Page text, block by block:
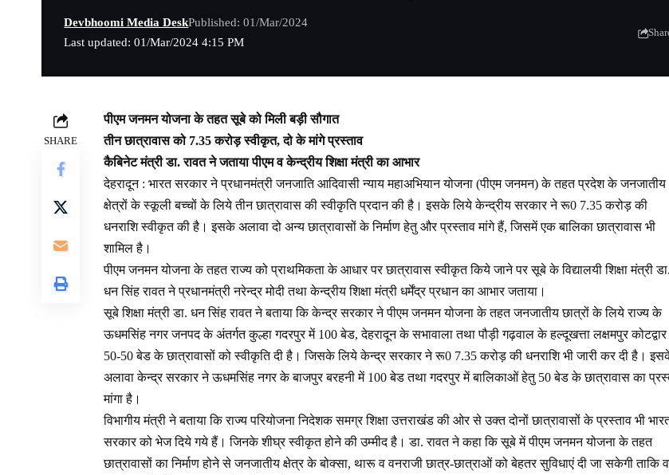
Last updated: 01/Mar/2024 4:15 PM
Devbhoomi Media DeskPublished: 01/Mar/2024
SHARE
पीएम जनमन योजना के तहत सूबे को मिली बड़ी सौगात
तीन छात्रावास को 7.35 करोड़ स्वीकृत, दो के मांगे प्रस्ताव
कैबिनेट मंत्री डा. रावत ने जताया पीएम व केन्द्रीय शिक्षा मंत्री का आभार
देहरादून : भारत सरकार ने प्रधानमंत्री जनजाति आदिवासी न्याय महाअभियान योजना (पीएम जनमन) के तहत प्रदेश के जनजातीय
क्षेत्रों के स्कूली बच्चों के लिये तीन छात्रावास की स्वीकृति प्रदान की है। इसके लिये केन्द्रीय सरकार ने रू0 7.35 करोड़ की
धनराशि स्वीकृत की है। इसके अलावा दो अन्य छात्रावासों के निर्माण हेतु और प्रस्ताव मांगे हैं, जिसमें एक बालिका छात्रावास भी
शामिल है।
पीएम जनमन योजना के तहत राज्य को प्राथमिकता के आधार पर छात्रावास स्वीकृत किये जाने पर सूबे के विद्यालयी शिक्षा मंत्री डा.
धन सिंह रावत ने प्रधानमंत्री नरेन्द्र मोदी तथा केन्द्रीय शिक्षा मंत्री धर्मेंद्र प्रधान का आभार जताया।
सूबे शिक्षा मंत्री डा. धन सिंह रावत ने बताया कि केन्द्र सरकार ने पीएम जनमन योजना के तहत जनजातीय छात्रों के लिये राज्य के
ऊधमसिंह नगर जनपद के अंतर्गत कुल्हा गदरपुर में 100 बेड, देहरादून के सभावाला तथा पौड़ी गढ़वाल के हल्दूखत्ता लक्षमपुर
50-50 बेड के छात्रावासों को स्वीकृति दी है। जिसके लिये केन्द्र सरकार ने रू0 7.35 करोड़ की धनराशि भी जारी कर दी है।
अलावा केन्द्र सरकार ने ऊधमसिंह नगर के बाजपुर बरहनी में 100 बेड तथा गदरपुर में बालिकाओं हेतु 50 बेड के छात्रावास का
मांगा है।
विभागीय मंत्री ने बताया कि राज्य परियोजना निदेशक समग्र शिक्षा उत्तराखंड की ओर से उक्त दोनों छात्रावासों के प्रस्ताव भी
सरकार को भेज दिये गये हैं। जिनके शीघ्र स्वीकृत होने की उम्मीद है। डा. रावत ने कहा कि सूबे में पीएम जनमन योजना के तहत
छात्रावासों का निर्माण होने से जनजातीय क्षेत्र के बोक्सा, थारू व वनराजी छात्र-छात्राओं को बेहतर सुविधाएं दी जा सकेगी ताकि